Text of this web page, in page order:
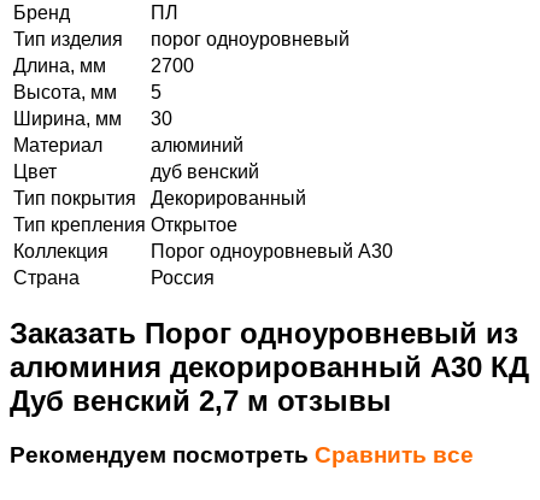
Бренд
ПЛ
Тип изделия
порог одноуровневый
Длина, мм
2700
Высота, мм
5
Ширина, мм
30
Материал
алюминий
Цвет
дуб венский
Тип покрытия
Декорированный
Тип крепления Открытое
Коллекция
Порог одноуровневый А30
Страна
Россия
Заказать Порог одноуровневый из
алюминия декорированный А30 КД
Дуб венский 2,7 м отзывы
Рекомендуем посмотреть Сравнить все